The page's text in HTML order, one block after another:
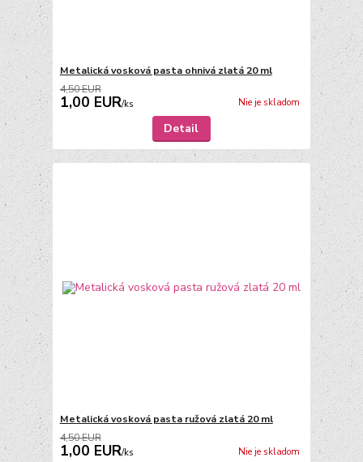
Metalická vosková pasta ohnivá zlatá 20 ml
4,50 EUR
1,00 EUR/ks Nie je skladom
Detail
Metalická vosková pasta ružová zlatá 20 ml
4,50 EUR
1,00 EUR/ks Nie je skladom